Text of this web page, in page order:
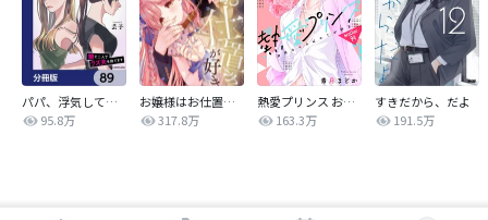
パパ、浮気してるよ？娘と二人でクズ夫を捨てます【分冊版】
95.8万
お嬢様はお仕置きが好き
317.8万
熱愛プリンス お兄ちゃんはキミが好き
163.3万
すきだから、だよ
191.5万